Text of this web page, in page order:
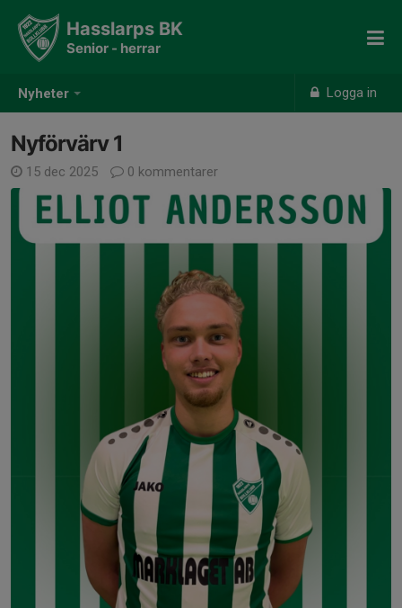
Nyheter Logga in
Hasslarps BK
Senior - herrar
Nyförvärv 1
15 dec 2025 0 kommentarer